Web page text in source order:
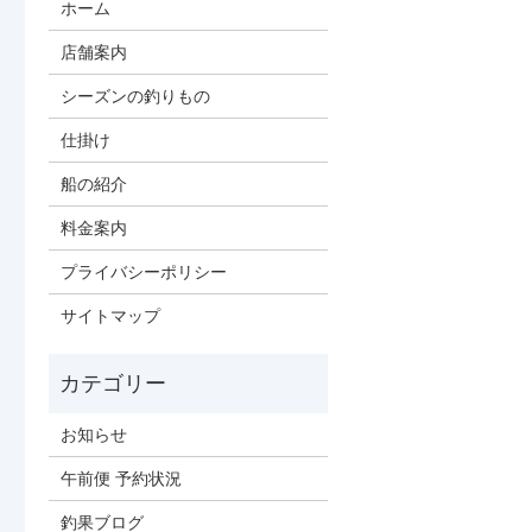
ホーム
店舗案内
シーズンの釣りもの
仕掛け
船の紹介
料金案内
プライバシーポリシー
サイトマップ
お知らせ
午前便 予約状況
釣果ブログ